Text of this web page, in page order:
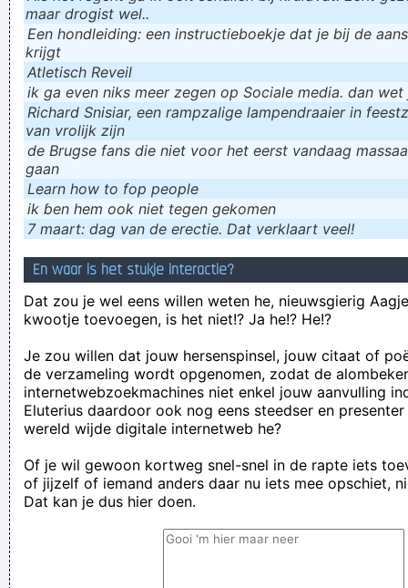
maar drogist wel..
Een hondleiding: een instructieboekje dat je bij de
krijgt
Atletisch Reveil
ik ga even niks meer zegen op Sociale media. dan
Richard Snisiar, een rampzalige lampendraaier in
van vrolijk zijn
de Brugse fans die niet voor het eerst vandaag
gaan
Learn how to fop people
ik ɓen hem ook niet tegen gekomen
7 maart: dag van de erectie. Dat verklaart veel!
En waar is het stukje interactie?
Dat zou je wel eens willen weten he, nieuwsgierig
kwootje toevoegen, is het niet!? Ja he!? He!?
Je zou willen dat jouw hersenspinsel, jouw citaat of
de verzameling wordt opgenomen, zodat de
internetwebzoekmachines niet enkel jouw aanvulling
Eluterius daardoor ook nog eens steedser en
wereld wijde digitale internetweb he?
Of je wil gewoon kortweg snel-snel in de rapte iets
of jijzelf of iemand anders daar nu iets mee opschiet,
Dat kan je dus hier doen.